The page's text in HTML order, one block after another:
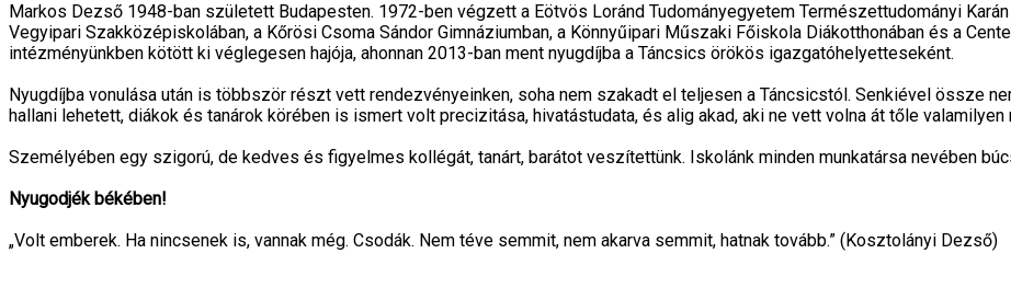
Markos Dezső 1948-ban született Budapesten. 1972-ben végzett a Eötvös Loránd Tudományegyetem Természettudományi
Vegyipari Szakközépiskolában, a Kőrösi Csoma Sándor Gimnáziumban, a Könnyűipari Műszaki Főiskola Diákotthonában és a
intézményünkben kötött ki véglegesen hajója, ahonnan 2013-ban ment nyugdíjba a Táncsics örökös igazgatóhelyetteseként.
Nyugdíjba vonulása után is többször részt vett rendezvényeinken, soha nem szakadt el teljesen a Táncsicstól. Senkiével össze
hallani lehetett, diákok és tanárok körében is ismert volt precizitása, hivatástudata, és alig akad, aki ne vett volna át tőle
Személyében egy szigorú, de kedves és figyelmes kollégát, tanárt, barátot veszítettünk. Iskolánk minden munkatársa nevében
Nyugodjék békében!
„Volt emberek. Ha nincsenek is, vannak még. Csodák. Nem téve semmit, nem akarva semmit, hatnak tovább.” (Kosztolányi Dezső)